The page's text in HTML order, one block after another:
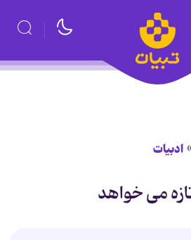
ادبیات
می خواهد